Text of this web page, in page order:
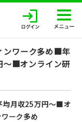
ンワーク多め■年
～■オンライン研
均月収25万円～■オ
ーク多め